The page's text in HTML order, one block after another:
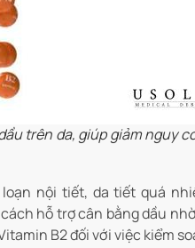
trên da, giúp giảm nguy
nội tiết, da tiết quá
hỗ trợ cân bằng dầu
B2 đối với việc kiểm